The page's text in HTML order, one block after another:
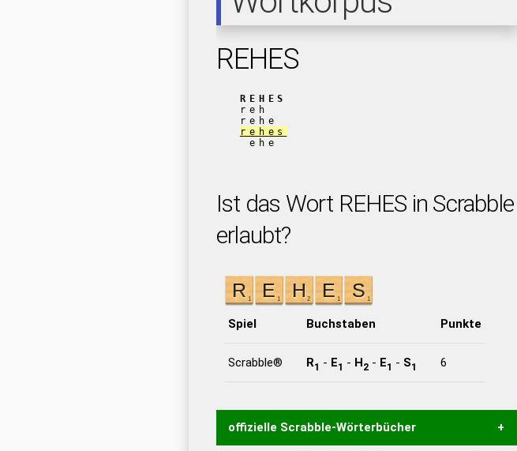
REHES
REHES
reh
rehe
rehes
ehe
Ist das Wort REHES in Scrabble
erlaubt?
Spiel Buchstaben Punkte
Scrabble® R1 - E1 - H2- E1 - S1 6
offizielle Scrabble-Wörterbücher